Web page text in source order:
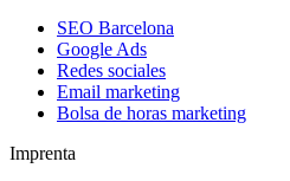
SEO Barcelona
Google Ads
Redes sociales
Email marketing
Bolsa de horas marketing
Imprenta